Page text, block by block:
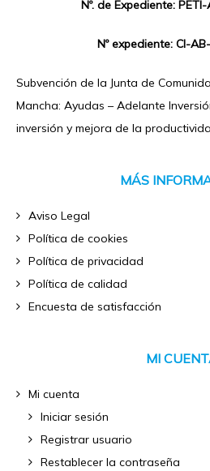
Nº. de Expediente:
Nº expediente: CI-
Subvención de la Junta de
Mancha: Ayudas – Adelante
inversión y mejora de la
MÁS
Aviso Legal
Política de cookies
Política de privacidad
Política de calidad
Encuesta de satisfacción
MI
Mi cuenta
Iniciar sesión
Registrar usuario
Restablecer la contraseña